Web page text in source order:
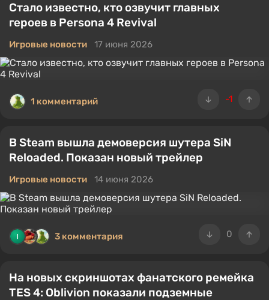
Стало известно, кто озвучит главных
героев в Persona 4 Revival
Игровые новости 17 июня 2026
-1
1 комментарий
В Steam вышла демоверсия шутера SiN
Reloaded. Показан новый трейлер
Игровые новости 14 июня 2026
0
3 комментария
На новых скриншотах фанатского ремейка
TES 4: Oblivion показали подземные